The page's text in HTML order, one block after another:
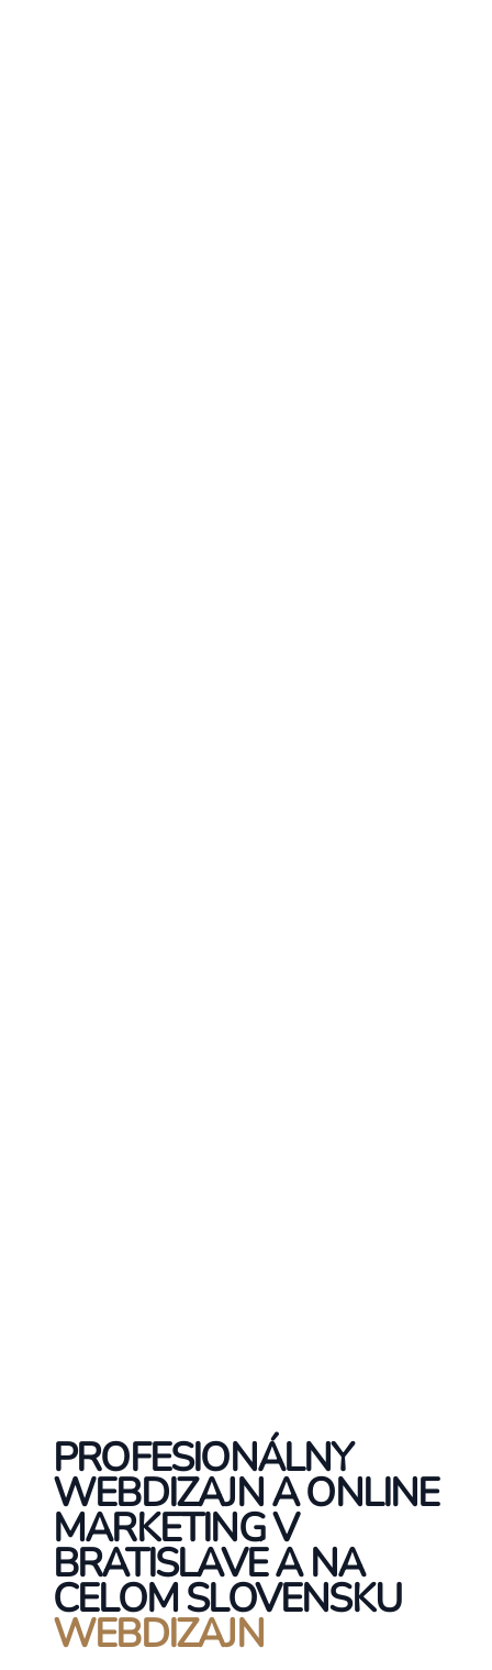
PROFESIONÁLNY
WEBDIZAJN A ONLINE
MARKETING V
BRATISLAVE A NA
CELOM SLOVENSKU
WEBDIZAJN